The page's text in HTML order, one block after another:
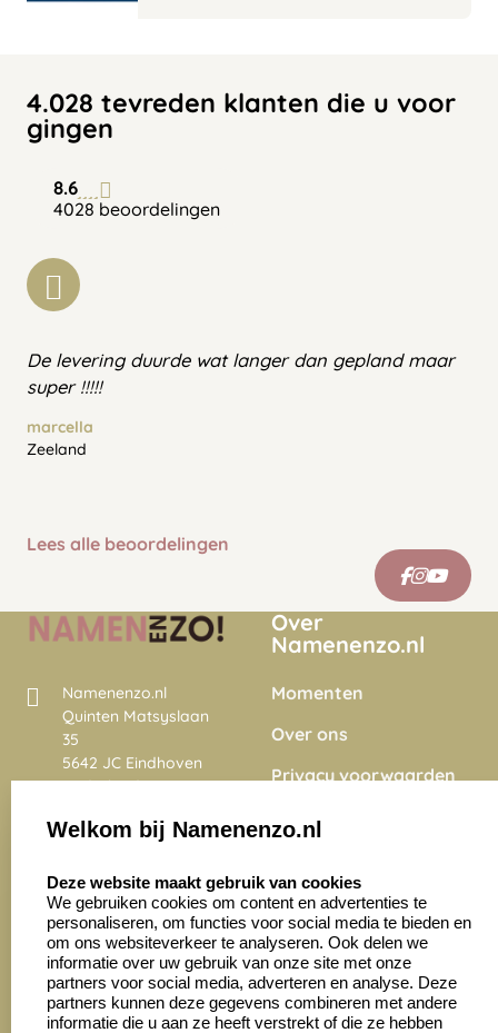
4.028 tevreden klanten die u voor
gingen
8.6
4028 beoordelingen
De levering duurde wat langer dan gepland maar
super !!!!!
marcella
Zeeland
Lees alle beoordelingen
Namenenzo.nl
Quinten Matsyslaan
35
5642 JC Eindhoven
Nederland
4028 beoordelingen
Over
Namenenzo.nl
Momenten
Over ons
Privacy voorwaarden
Onze vacatures
Zakelijk:
Aanvraag op maat
Klantenservice:
Contact opnemen
Welkom bij Namenenzo.nl
Deze website maakt gebruik van cookies
We gebruiken cookies om content en advertenties te
personaliseren, om functies voor social media te bieden en
om ons websiteverkeer te analyseren. Ook delen we
informatie over uw gebruik van onze site met onze
partners voor social media, adverteren en analyse. Deze
partners kunnen deze gegevens combineren met andere
informatie die u aan ze heeft verstrekt of die ze hebben